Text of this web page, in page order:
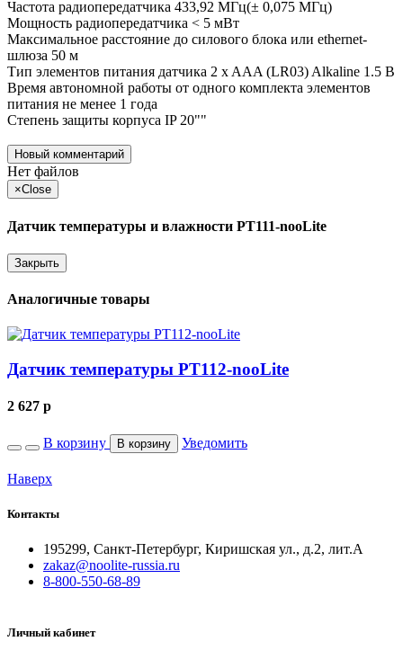
Частота радиопередатчика 433,92 МГц(± 0,075 МГц)
Мощность радиопередатчика < 5 мВт
Максимальное расстояние до силового блока или ethernet-
шлюза 50 м
Тип элементов питания датчика 2 x AAA (LR03) Alkaline 1.5 В
Время автономной работы от одного комплекта элементов
питания не менее 1 года
Степень защиты корпуса IP 20""
Новый комментарий
Нет файлов
×Close
Датчик температуры и влажности РТ111-nooLite
Закрыть
Аналогичные товары
Датчик температуры РТ112-nooLite
2 627 p
В корзину В корзину Уведомить
Наверх
Контакты
195299, Санкт-Петербург, Киришская ул., д.2, лит.А
zakaz@noolite-russia.ru
8-800-550-68-89
Личный кабинет